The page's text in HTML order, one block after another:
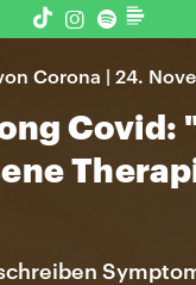
Corona | 24.
Covid: